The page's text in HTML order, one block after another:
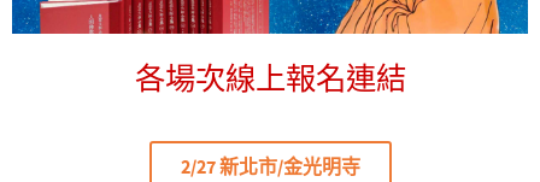
各場次線上報名連結
2/27 新北市/金光明寺